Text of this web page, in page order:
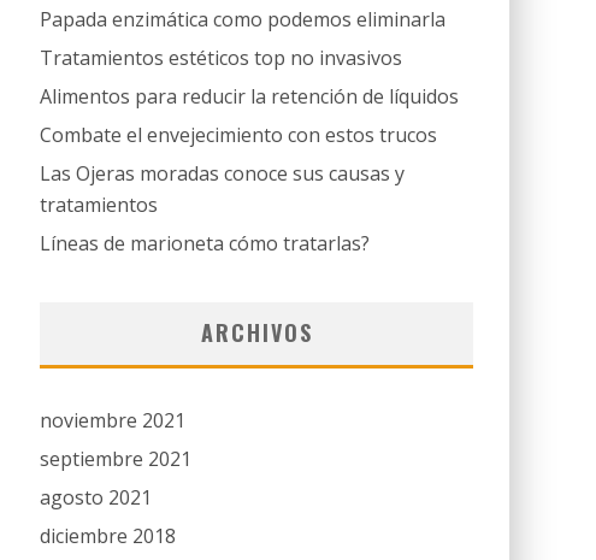
Papada enzimática como podemos eliminarla
Tratamientos estéticos top no invasivos
Alimentos para reducir la retención de líquidos
Combate el envejecimiento con estos trucos
Las Ojeras moradas conoce sus causas y
tratamientos
Líneas de marioneta cómo tratarlas?
ARCHIVOS
noviembre 2021
septiembre 2021
agosto 2021
diciembre 2018